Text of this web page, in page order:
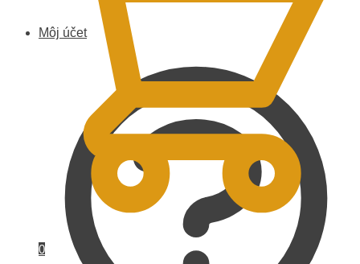
Môj účet
0